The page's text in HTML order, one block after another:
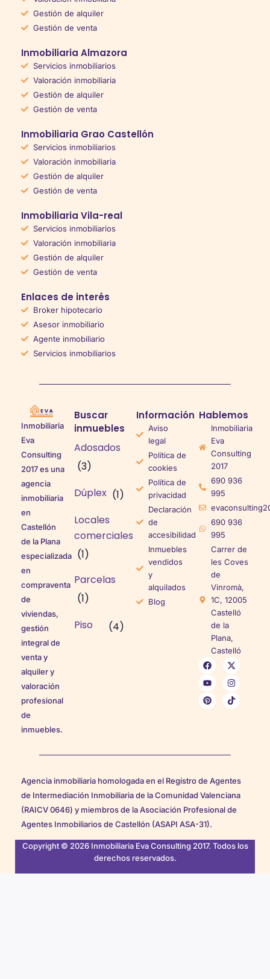
Gestión de alquiler
Gestión de venta
Inmobiliaria Almazora
Servicios inmobiliarios
Valoración inmobiliaria
Gestión de alquiler
Gestión de venta
Inmobiliaria Grao Castellón
Servicios inmobiliarios
Valoración inmobiliaria
Gestión de alquiler
Gestión de venta
Inmobiliaria Vila-real
Servicios inmobiliarios
Valoración inmobiliaria
Gestión de alquiler
Gestión de venta
Enlaces de interés
Broker hipotecario
Asesor inmobiliario
Agente inmobiliario
Servicios inmobiliarios
Inmobiliaria
Eva
Consulting
2017 es una
agencia
inmobiliaria
en
Castellón
de la Plana
especializada
en
compraventa
de
viviendas,
gestión
integral de
venta y
alquiler y
valoración
profesional
de
inmuebles.
Buscar
inmuebles
Adosados
(3)
Dúplex (1)
Locales
comerciales
(1)
Parcelas
(1)
Piso
(4)
Información
Aviso
legal
Política de
cookies
Política de
privacidad
Declaración
de
accesibilidad
Inmuebles
vendidos
y
alquilados
Blog
Hablemos
Inmobiliaria
Eva
Consulting
2017
690 936
995
690 936
995
Carrer de
les Coves
de
Vinromà,
1C, 12005
Castelló
de la
Plana,
Castelló
Agencia inmobiliaria homologada en el Registro de Agentes
de Intermediación Inmobiliaria de la Comunidad Valenciana
(RAICV 0646) y miembros de la Asociación Profesional de
Agentes Inmobiliarios de Castellón (ASAPI ASA-31).
Copyright © 2026 Inmobiliaria Eva Consulting 2017. Todos los
derechos reservados.